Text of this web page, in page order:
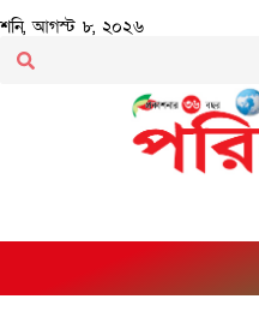
শনি, আগস্ট ৮, ২০২৬